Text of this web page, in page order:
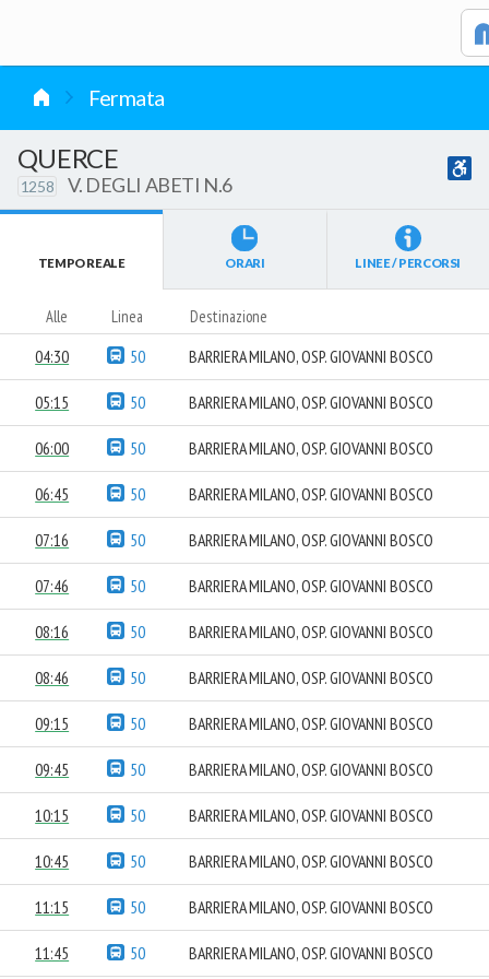
Fermata
QUERCE
1258 V. DEGLI ABETI N.6
TEMPO REALE ORARI LINEE / PERCORSI
Alle Linea Destinazione
04:30 50 BARRIERA MILANO, OSP. GIOVANNI BOSCO
05:15 50 BARRIERA MILANO, OSP. GIOVANNI BOSCO
06:00 50 BARRIERA MILANO, OSP. GIOVANNI BOSCO
06:45 50 BARRIERA MILANO, OSP. GIOVANNI BOSCO
07:16 50 BARRIERA MILANO, OSP. GIOVANNI BOSCO
07:46 50 BARRIERA MILANO, OSP. GIOVANNI BOSCO
08:16 50 BARRIERA MILANO, OSP. GIOVANNI BOSCO
08:46 50 BARRIERA MILANO, OSP. GIOVANNI BOSCO
09:15 50 BARRIERA MILANO, OSP. GIOVANNI BOSCO
09:45 50 BARRIERA MILANO, OSP. GIOVANNI BOSCO
10:15 50 BARRIERA MILANO, OSP. GIOVANNI BOSCO
10:45 50 BARRIERA MILANO, OSP. GIOVANNI BOSCO
11:15 50 BARRIERA MILANO, OSP. GIOVANNI BOSCO
11:45 50 BARRIERA MILANO, OSP. GIOVANNI BOSCO